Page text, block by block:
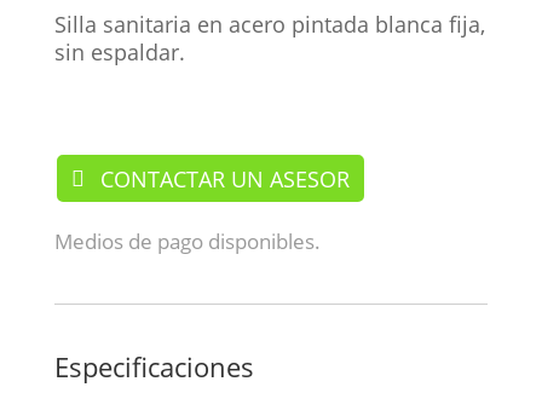
Silla sanitaria en acero pintada blanca fija,
sin espaldar.
CONTACTAR UN ASESOR
Medios de pago disponibles.
Especificaciones